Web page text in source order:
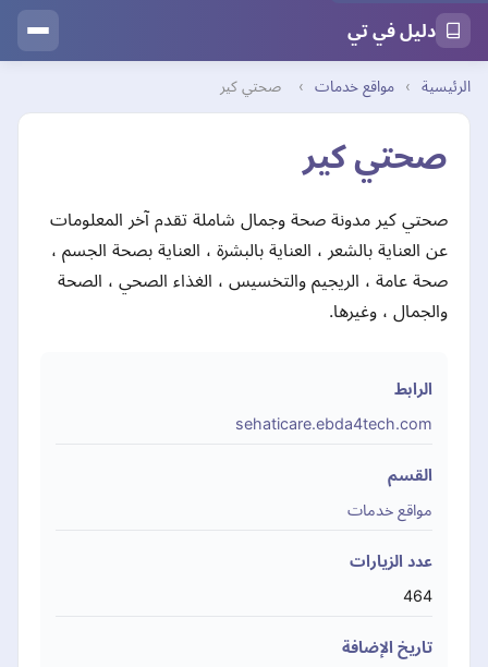
دليل في تي
الرئيسية › مواقع خدمات › صحتي كير
صحتي كير
صحتي كير مدونة صحة وجمال شاملة تقدم آخر المعلومات
عن العناية بالشعر ، العناية بالبشرة ، العناية بصحة الجسم ،
صحة عامة ، الريجيم والتخسيس ، الغذاء الصحي ، الصحة
والجمال ، وغيرها.
الرابط
sehaticare.ebda4tech.com
القسم
مواقع خدمات
عدد الزيارات
464
تاريخ الإضافة